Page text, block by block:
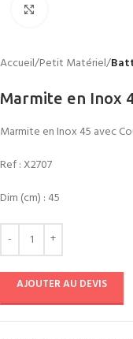
Accueil Petit Matériel
Marmite en Inox
Marmite en Inox 45 avec
Ref : X2707
Dim (cm) : 45
AJOUTER AU DEVIS